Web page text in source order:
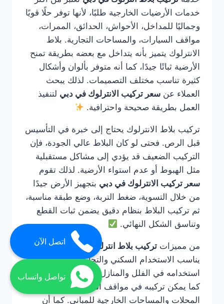
خدمات الأرضيات الخارجية طلبًا، لأنها توفر حلًا قويًا
وجماليًا للمداخل، الأحواش، الحدائق، الممرات،
مواقف السيارات، والمساحات التجارية. بلاط
الانترلوك يتميز بأنه يتداخل مع بعضه بطريقة تمنح
الأرضية ثباتًا جيدًا، كما أنه متوفر بألوان وأشكال
كثيرة تناسب مختلف التصميمات. لذلك يبحث
العملاء عن سعر تركيب الانترلوك في دبي لتنفيذ
العمل بطريقة صحيحة واحترافية.
تركيب بلاط الانترلوك يحتاج إلى خبرة في التأسيس
قبل الرص. فحتى لو كان البلاط عالي الجودة، فإن
التركيب الضعيف قد يؤدي إلى مشاكل مستقبلية
مثل الهبوط أو عدم استواء الأرضية. لذلك تقوم
سعر تركيب الانترلوك في دبي بتجهيز الأرض جيدًا
من خلال التسوية، ضغط التربة، وضع طبقة مناسبة،
ثم تركيب البلاط بنظام دقيق يضمن ثبات القطع
وتناسق الشكل النهائي.
من مميزات تركيب بلاط انترلوك في دبيأنه
يناسب الاستخدام السكني والتجاري. يمكن
استخدامه في الفلل والمنازل والحدائق والممرات،
كما يمكن تركيبه في مواقف السيارات ومداخل
المحلات والمساحات الخارجية للمباني. كما أن
اتصل الآن
تواصل واتساب